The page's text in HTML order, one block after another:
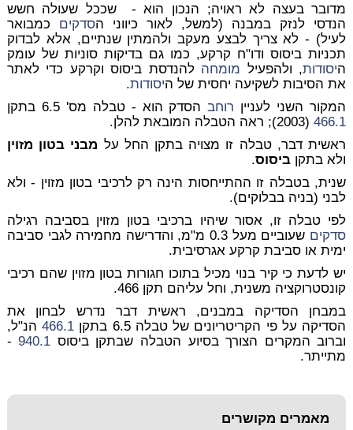
מדובר בעצה לא ראויה; הנכון הוא - שככל שעולה חשש
הנדסי לנזק במבנה (למשל, לאור כיווני הסדקים כמבואר
לעיל) - לא צריך לבצע מעקב ולהמתין שנתיים, אלאלבדוק
תכניות ביסוס ודו"ח קרקע, כמו גם בדיקות סוניות של עומק
היסודות, ולהפעיל מומחה להנדסת ביסוס וקרקע כדי לאתר
את הסיבות לשקיעה יחסית של היסודות.
המקור השני לעניין רוחבהסדק הוא - טבלה מס' 6.5 בתקן
466.1(2003); ראה הטבלה המובאת להלן.
ראשית דבר, טבלה זו מצויה בתקן החל על מבני בטון מזוין
ולא בתקן ביסוס.
שנית, בטבלה זו ההתייחסות הינה רק לרכיבי בטון מזוין - ולא
לבני (בניה בבלוקים).
לפי טבלה זו, אסור שיהיו ברכיבי בטון מזוין בסביבה רגילה
סדקים
שעוביים מעל 0.3 מ"מ, והדרישה מחמירה לגבי סביבה
ימית או סביבת קרקע אגרסיבית.
יש לדעת כי קיר בנוי מכיל בתוכו חגורות בטון מזוין שהם רכיבי
קונסטרוקציה משנית, וחל עליהם תקן 466.
במבחן הסדיקה במבנים, ראשית דבר נדרש לבחון את
הסדיקה על פי הקריטריונים של טבלה 6.5 בתקן
466.1הנ"ל,
וברוב המקרים הצורך בסיוע הטבלה שבתקן ביסוס 940.1
-
מתייתר.
מאמרים מקושרים